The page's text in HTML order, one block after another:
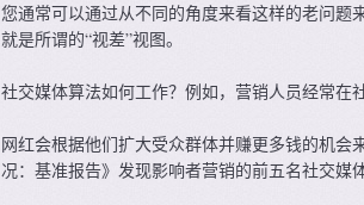
您通常可以通过从不同的角度来看这样的老问题
就是所谓的“视差”视图。
社交媒体算法如何工作？例如，营销人员经常在
网红会根据他们扩大受众群体并赚更多钱的机会
况：基准报告》发现影响者营销的前五名社交媒